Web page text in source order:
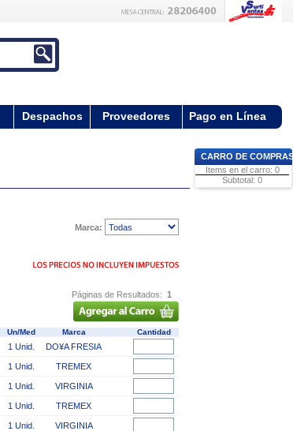
Despachos Proveedores Pago en Línea
Marca:
Páginas de Resultados: 1
Un/Med Marca Cantidad
1 Unid. DO¥A FRESIA
1 Unid. TREMEX
1 Unid. VIRGINIA
1 Unid. TREMEX
1 Unid. VIRGINIA
CARRO DE COMPRAS
Items en el carro: 0
Subtotal: 0